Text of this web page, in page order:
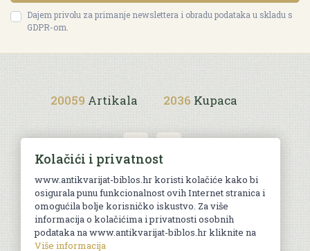
Dajem privolu za primanje newslettera i obradu podataka u skladu s
GDPR-om.
20059 Artikala 2036 Kupaca
Uvjeti kupnje
Kolačići i privatnost
www.antikvarijat-biblos.hr koristi kolačiće kako bi
osigurala punu funkcionalnost ovih Internet stranica i
omogućila bolje korisničko iskustvo. Za više
informacija o kolačićima i privatnosti osobnih
podataka na www.antikvarijat-biblos.hr kliknite na
Više informacija